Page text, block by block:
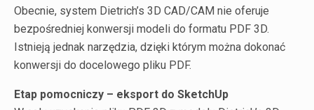
Obecnie, system Dietrich’s 3D CAD/CAM nie oferuje
bezpośredniej konwersji modeli do formatu PDF 3D.
Istnieją jednak narzędzia, dzięki którym można dokonać
konwersji do docelowego pliku PDF.
Etap pomocniczy – eksport do SketchUp